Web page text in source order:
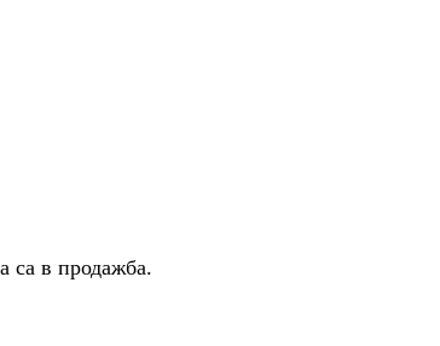
са в продажба.